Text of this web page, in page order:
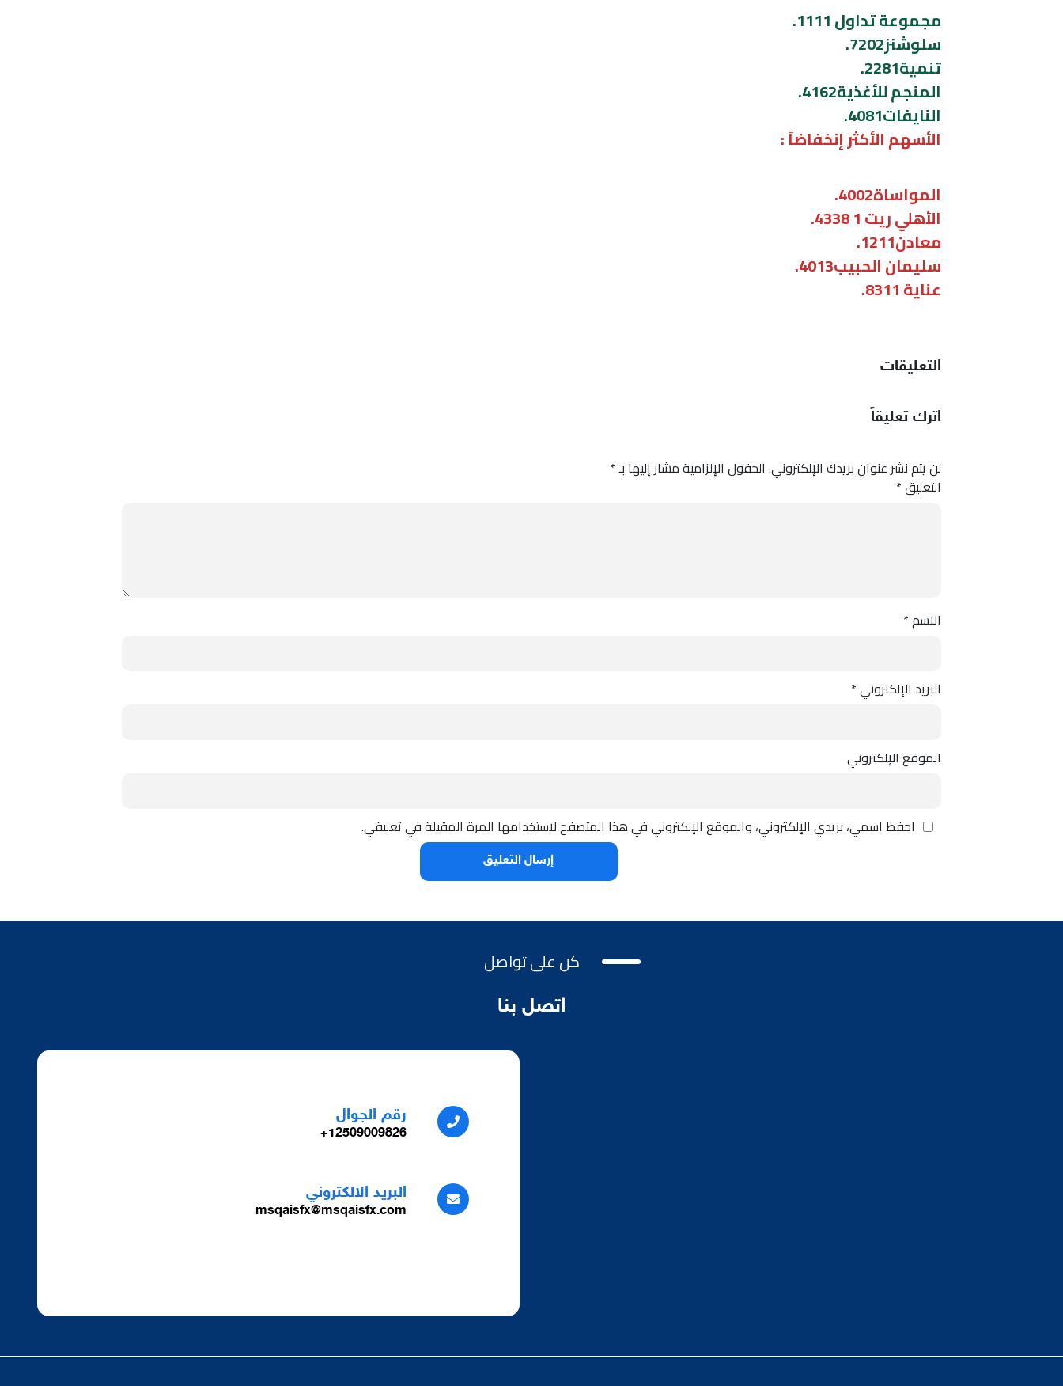
مجموعة تداول 1111.
سلوشنز7202.
تنمية2281.
المنجم للأغذية4162.
النايفات4081.
الأسهم الأكثر إنخفاضاً :
المواساة4002.
الأهلي ريت 1 4338.
معادن1211.
سليمان الحبيب4013.
عناية 8311.
التعليقات
اترك تعليقاً
لن يتم نشر عنوان بريدك الإلكتروني. الحقول الإلزامية مشار إليها بـ*
التعليق*
الاسم*
البريد الإلكتروني*
الموقع الإلكتروني
احفظ اسمي، بريدي الإلكتروني، والموقع الإلكتروني في هذا المتصفح لاستخدامها المرة المقبلة في تعليقي.
كن على تواصل
اتصل بنا
رقم الجوال
12509009826+
البريد الالكتروني
msqaisfx@msqaisfx.com